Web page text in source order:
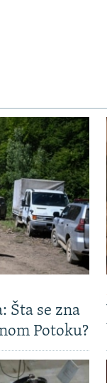
Šta se zna
Potoku?